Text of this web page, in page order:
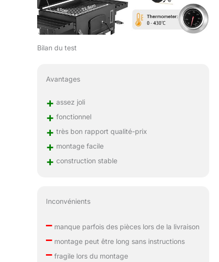
peut être pliée pour
un rangement
facile. Avant de
Remarque
détachera
facilement et le
Bilan du test
Avantages
+ assez joli
+ fonctionnel
+ très bon rapport qualité-prix
+ montage facile
+ construction stable
Inconvénients
–manque parfois des pièces lors de la livraison
–montage peut être long sans instructions
–fragile lors du montage